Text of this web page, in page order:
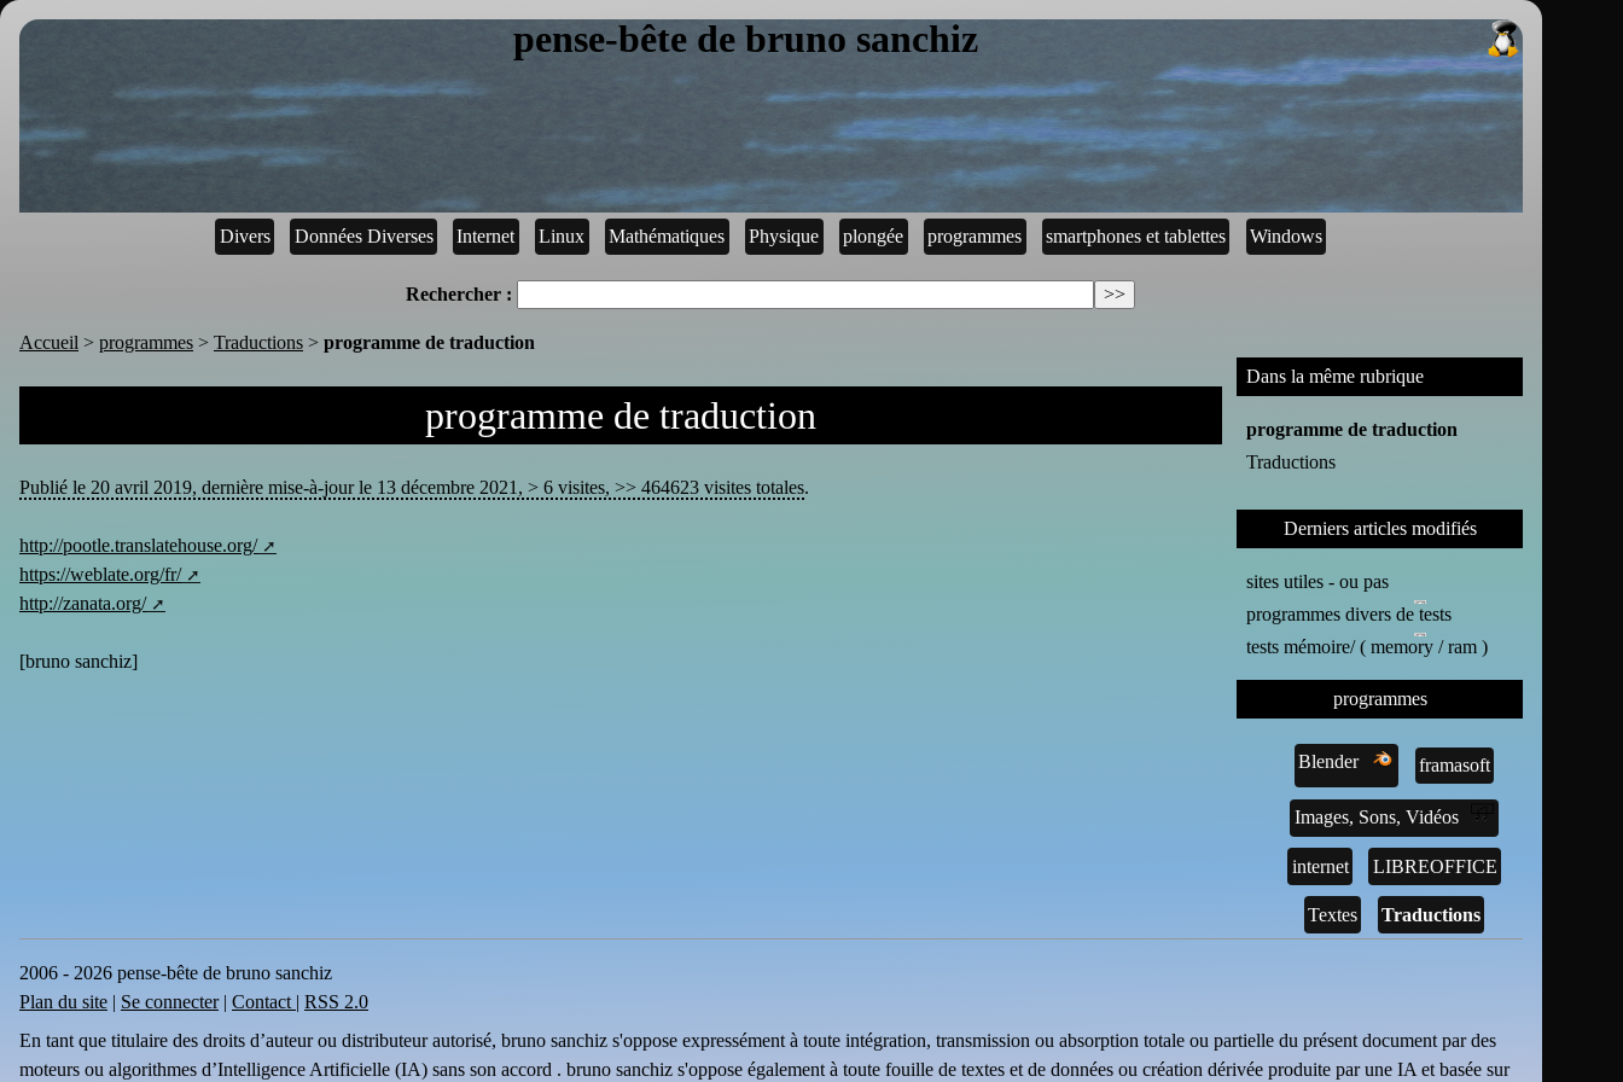
pense-bête de bruno sanchiz
Divers Données Diverses Internet Linux Mathématiques Physique plongée programmes smartphones et tablettes Windows
Rechercher :
Accueil > programmes > Traductions > programme de traduction
programme de traduction
Publié le 20 avril 2019, dernière mise-à-jour le 13 décembre 2021, > 6 visites, >> 464623 visites totales.
http://pootle.translatehouse.org/
https://weblate.org/fr/
http://zanata.org/
[bruno sanchiz]
Dans la même rubrique
programme de traduction
Traductions
Derniers articles modifiés
sites utiles - ou pas
programmes divers de tests
tests mémoire/ ( memory / ram )
programmes
Blender framasoft
Images, Sons, Vidéos
internet LIBREOFFICE
Textes Traductions
2006 - 2026 pense-bête de bruno sanchiz
Plan du site
Se connecter| Contact RSS 2.0
En tant que titulaire des droits d’auteur ou distributeur autorisé, bruno sanchiz s'oppose expressément à toute intégration, transmission ou absorption totale ou partielle du présent document par des
moteurs ou algorithmes d’Intelligence Artificielle (IA) sans son accord . bruno sanchiz s'oppose également à toute fouille de textes et de données ou création dérivée produite par une IA et basée sur